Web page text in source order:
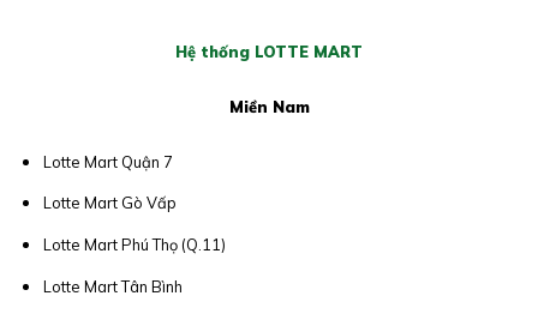
Hệ thống LOTTE MART
Miền Nam
Lotte Mart Quận 7
Lotte Mart Gò Vấp
Lotte Mart Phú Thọ (Q.11)
Lotte Mart Tân Bình